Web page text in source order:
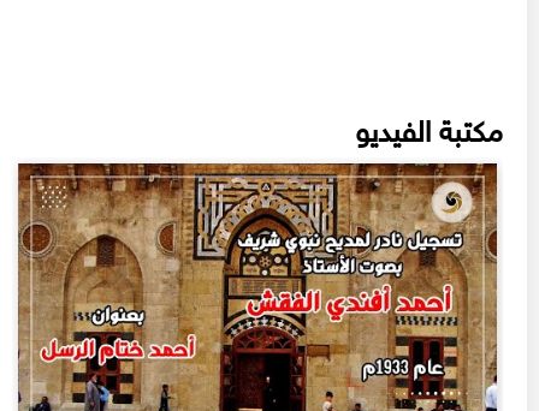
مكتبة الفيديو